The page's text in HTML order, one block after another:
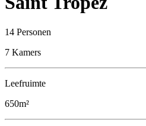
14 Personen
7 Kamers
Leefruimte
650m²